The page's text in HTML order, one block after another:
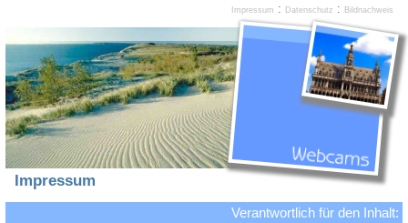
Impressum
Verantwortlich für den Inhalt:
Impressum : Datenschutz : Bildnachweis